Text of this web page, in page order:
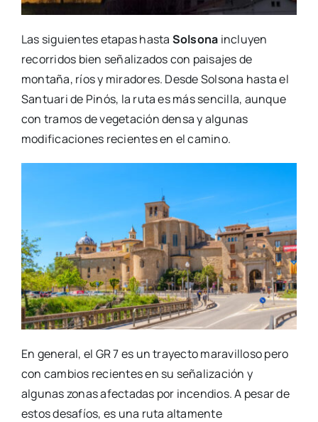
Las siguientes etapas hasta Solsona incluyen
recorridos bien señalizados con paisajes de
montaña, ríos y miradores. Desde Solsona hasta el
Santuari de Pinós, la ruta es más sencilla, aunque
con tramos de vegetación densa y algunas
modificaciones recientes en el camino.
En general, el GR 7 es un trayecto maravilloso pero
con cambios recientes en su señalización y
algunas zonas afectadas por incendios. A pesar de
estos desafíos, es una ruta altamente